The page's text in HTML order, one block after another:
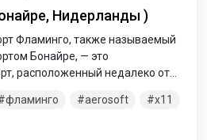
Нидерланды )
Фламинго, также называемый
Бонайре, — это
расположенный недалеко от
фламинго aerosoft
x11